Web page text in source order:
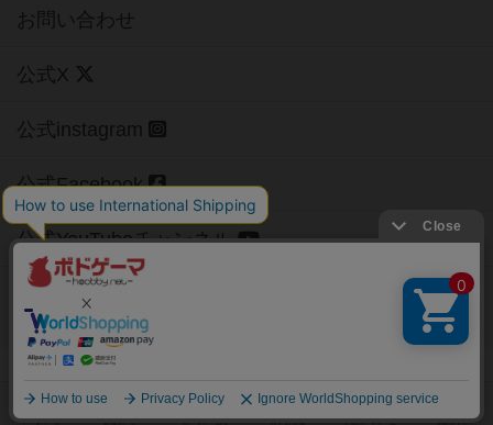
お問い合わせ
公式X
公式instagram
公式Facebook
公式YouTubeチャンネル